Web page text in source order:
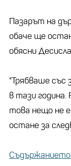
Пазарът на
обаче ще
обясни
"Трябваше със
в тази година.
това нещо не
остане за
Съдържанието